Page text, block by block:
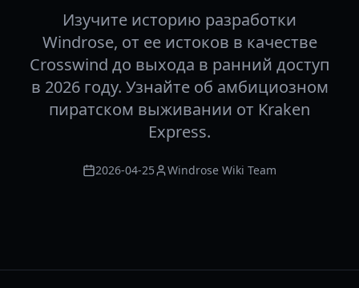
Изучите историю разработки
Windrose, от ее истоков в качестве
Crosswind до выхода в ранний доступ
в 2026 году. Узнайте об амбициозном
пиратском выживании от Kraken
Express.
2026-04-25 Windrose Wiki Team